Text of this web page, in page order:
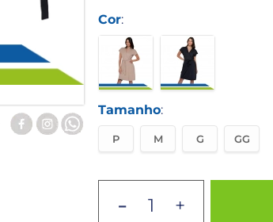
Cor:
Tamanho:
P M G GG
- +